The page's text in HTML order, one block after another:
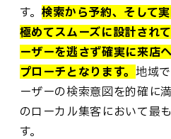
す。 検索から予約、そして
極めてスムーズに設計され
ーザーを逃さず確実に来店
プローチとなります。 地域
ーザーの検索意図を的確に
のローカル集客において最
す。